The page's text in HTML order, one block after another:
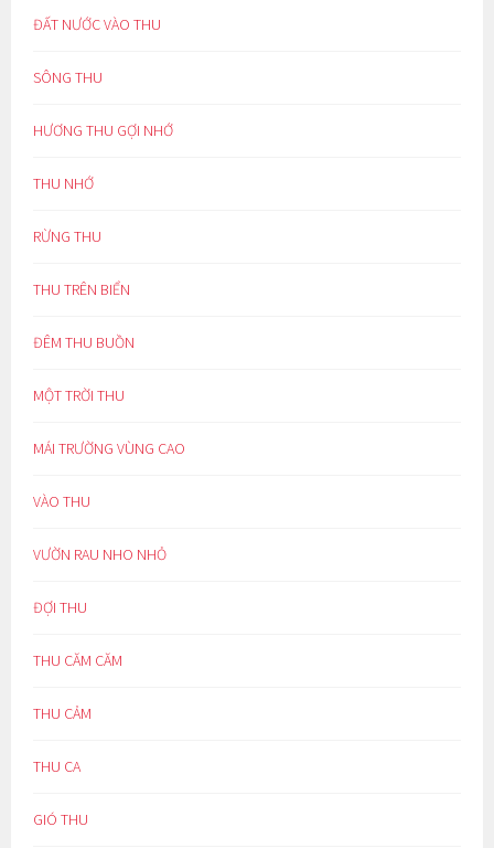
ĐẤT NƯỚC VÀO THU
SÔNG THU
HƯƠNG THU GỢI NHỚ
THU NHỚ
RỪNG THU
THU TRÊN BIỂN
ĐÊM THU BUỒN
MỘT TRỜI THU
MÁI TRƯỜNG VÙNG CAO
VÀO THU
VƯỜN RAU NHO NHỎ
ĐỢI THU
THU CĂM CĂM
THU CẢM
THU CA
GIÓ THU